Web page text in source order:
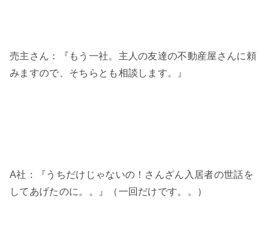
売主さん：『もう一社。主人の友達の不動産屋さんに頼
みますので、そちらとも相談します。』
A社：『うちだけじゃないの！さんざん入居者の世話を
してあげたのに。。』（一回だけです。。）